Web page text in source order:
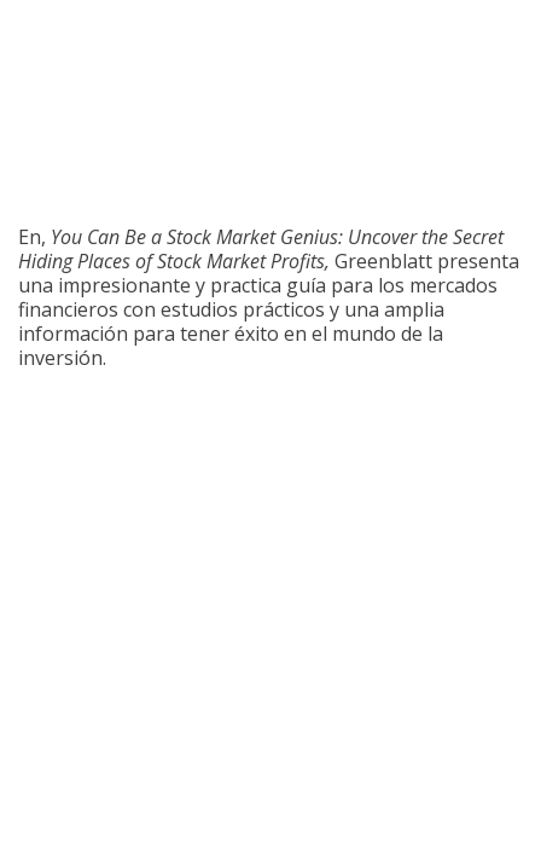
En, You Can Be a Stock Market Genius: Uncover the Secret
Hiding Places of Stock Market Profits, Greenblatt presenta
una impresionante y practica guía para los mercados
financieros con estudios prácticos y una amplia
información para tener éxito en el mundo de la
inversión.